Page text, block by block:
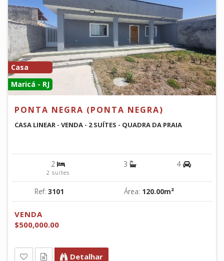
Casa
Maricá - RJ
PONTA NEGRA (PONTA NEGRA)
CASA LINEAR - VENDA - 2 SUÍTES - QUADRA DA PRAIA
2
2 suítes
3 4
Ref: 3101 Área: 120.00m²
VENDA
$500,000.00
Detalhar